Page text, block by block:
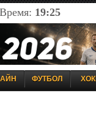
19:25
ФУТБОЛ